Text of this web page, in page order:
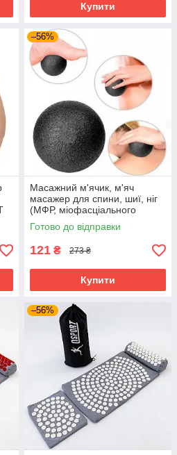
Купити
–56%
Масажний м'ячик, м'яч
масажер для спини, шиї, ніг
(МФР, міофасціального
релізу) OSPORT EPP 10см
(MS 3338-3) Чорний
Готово до відправки
121 ₴ 273 ₴
Купити
–56%